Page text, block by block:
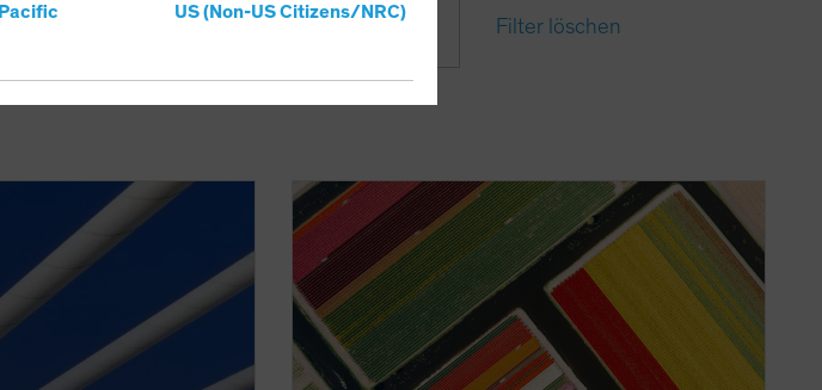
US (Non-US Citizens/NRC)
Filter löschen